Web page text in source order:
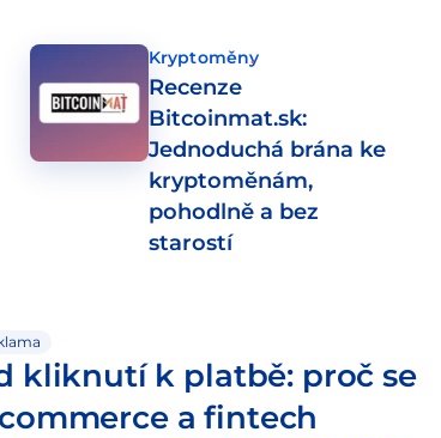
Recenze
Bitcoinmat.sk:
Jednoduchá brána ke
kryptoměnám,
pohodlně a bez
starostí
Kryptoměny
kliknutí k platbě: proč se
a fintech